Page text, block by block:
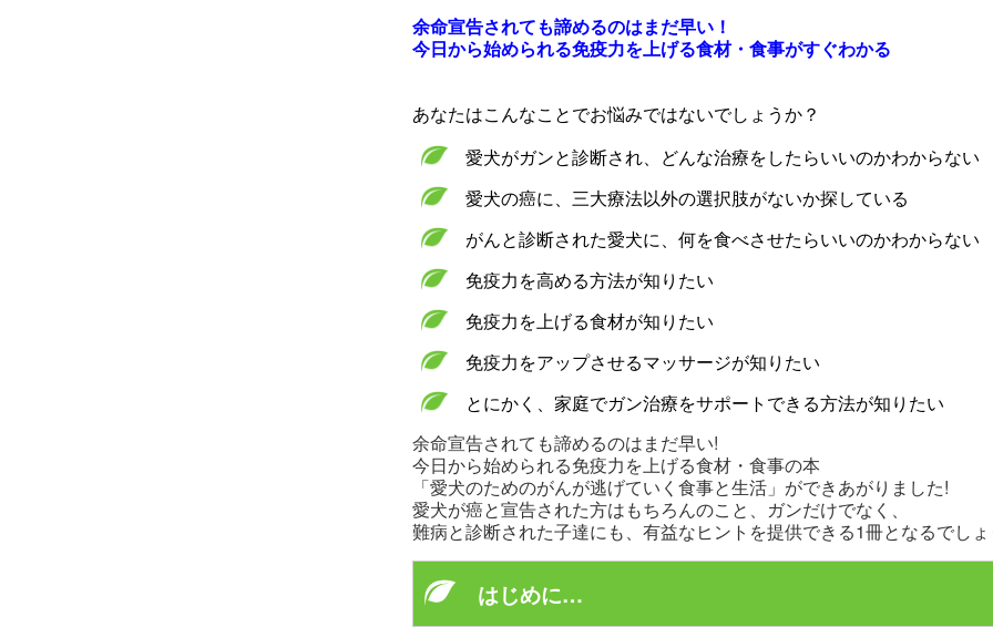
余命宣告されても諦めるのはまだ早い！
今日から始められる免疫力を上げる食材・食事がすぐわかる
あなたはこんなことでお悩みではないでしょうか？
愛犬がガンと診断され、どんな治療をしたらいいのかわからない
愛犬の癌に、三大療法以外の選択肢がないか探している
がんと診断された愛犬に、何を食べさせたらいいのかわからない
免疫力を高める方法が知りたい
免疫力を上げる食材が知りたい
免疫力をアップさせるマッサージが知りたい
とにかく、家庭でガン治療をサポートできる方法が知りたい
余命宣告されても諦めるのはまだ早い!
今日から始められる免疫力を上げる食材・食事の本
「愛犬のためのがんが逃げていく食事と生活」ができあがりました!
愛犬が癌と宣告された方はもちろんのこと、ガンだけでなく、
難病と診断された子達にも、有益なヒントを提供できる1冊となるでしょ
はじめに…